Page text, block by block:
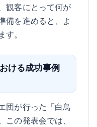
観客にとって何が
備を進めると、よ
。
ける成功事例
団が行った「白鳥
の発表会では、